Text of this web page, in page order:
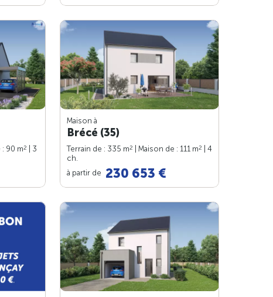
: 90 m2
| 3
Maison à
Brécé (35)
Terrain de : 335 m2 | Maison de : 111 m2
| 4
ch.
à partir de 230 653 €